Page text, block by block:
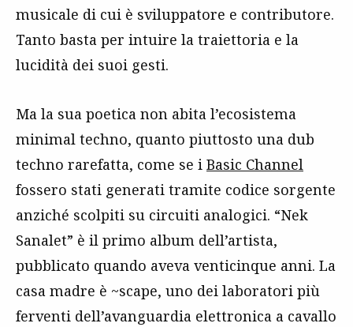
musicale di cui è sviluppatore e contributore.
Tanto basta per intuire la traiettoria e la
lucidità dei suoi gesti.
Ma la sua poetica non abita l’ecosistema
minimal techno, quanto piuttosto una dub
techno rarefatta, come se i Basic Channel
fossero stati generati tramite codice sorgente
anziché scolpiti su circuiti analogici. “Nek
Sanalet” è il primo album dell’artista,
pubblicato quando aveva venticinque anni. La
casa madre è ~scape, uno dei laboratori più
ferventi dell’avanguardia elettronica a cavallo